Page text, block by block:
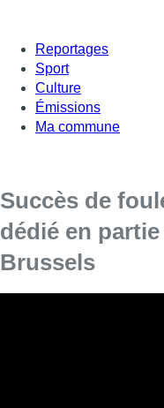
Reportages
Sport
Culture
Émissions
Ma commune
Succès de
dédié en
Brussels
rassemblé une